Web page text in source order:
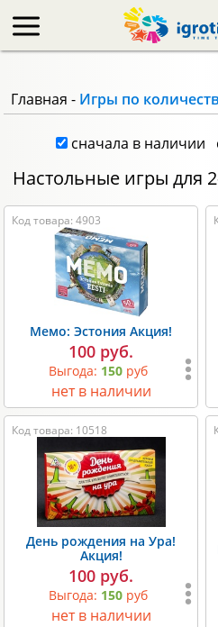
Главная - Игры по
сначала в наличии
Настольные игры для
Код товара: 4903
Мемо: Эстония Акция!
100 руб.
Выгода: 150 руб
нет в наличии
Код товара: 10518
День рождения на Ура!
Акция!
100 руб.
Выгода: 150 руб
нет в наличии